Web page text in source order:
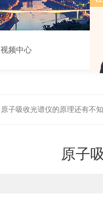
视频中心
原子吸收光谱仪的原理还有不
原子